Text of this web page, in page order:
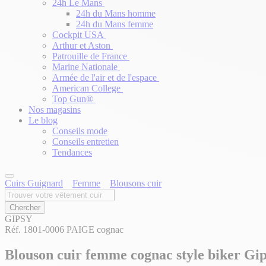
24h Le Mans
24h du Mans homme
24h du Mans femme
Cockpit USA
Arthur et Aston
Patrouille de France
Marine Nationale
Armée de l'air et de l'espace
American College
Top Gun®
Nos magasins
Le blog
Conseils mode
Conseils entretien
Tendances
Cuirs Guignard Femme Blousons cuir
GIPSY
Réf. 1801-0006 PAIGE cognac
Blouson cuir femme cognac style biker